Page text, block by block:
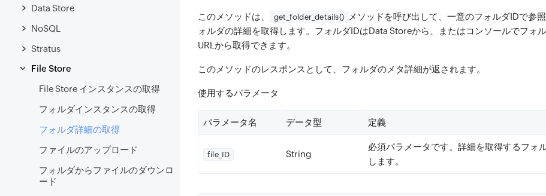
Data Store
NoSQL
Stratus
File Store
File Store インスタンスの取得
フォルダインスタンスの取得
フォルダ詳細の取得
ファイルのアップロード
フォルダからファイルのダウンロ
ード
このメソッドは、 get_folder_details()
メソッドを呼び出して、一意のフォルダIDで参
ォルダの詳細を取得します。フォルダIDはData Storeから、またはコンソールでフォ
URLから取得できます。
このメソッドのレスポンスとして、フォルダのメタ詳細が返されます。
使用するパラメータ
パラメータ名 データ型 定義
file_ID String
必須パラメータです。詳細を取得するフォ
します。